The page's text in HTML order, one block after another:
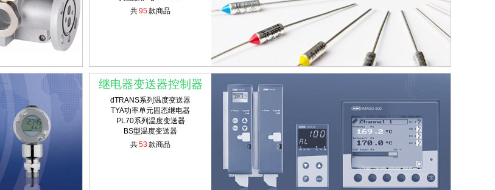
共95款商品
继电器变送器控制器
dTRANS系列温度变送器
TYA功率单元固态继电器
PL70系列温度变送器
BS型温度变送器
共53 款商品